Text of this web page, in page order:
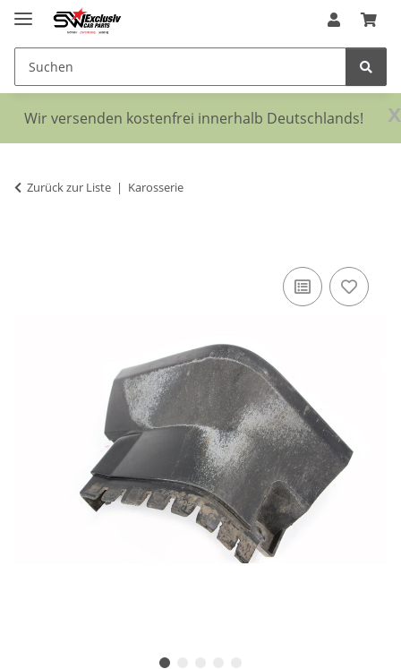
x
Wir versenden kostenfrei innerhalb Deutschlands!
Zurück zur Liste Karosserie